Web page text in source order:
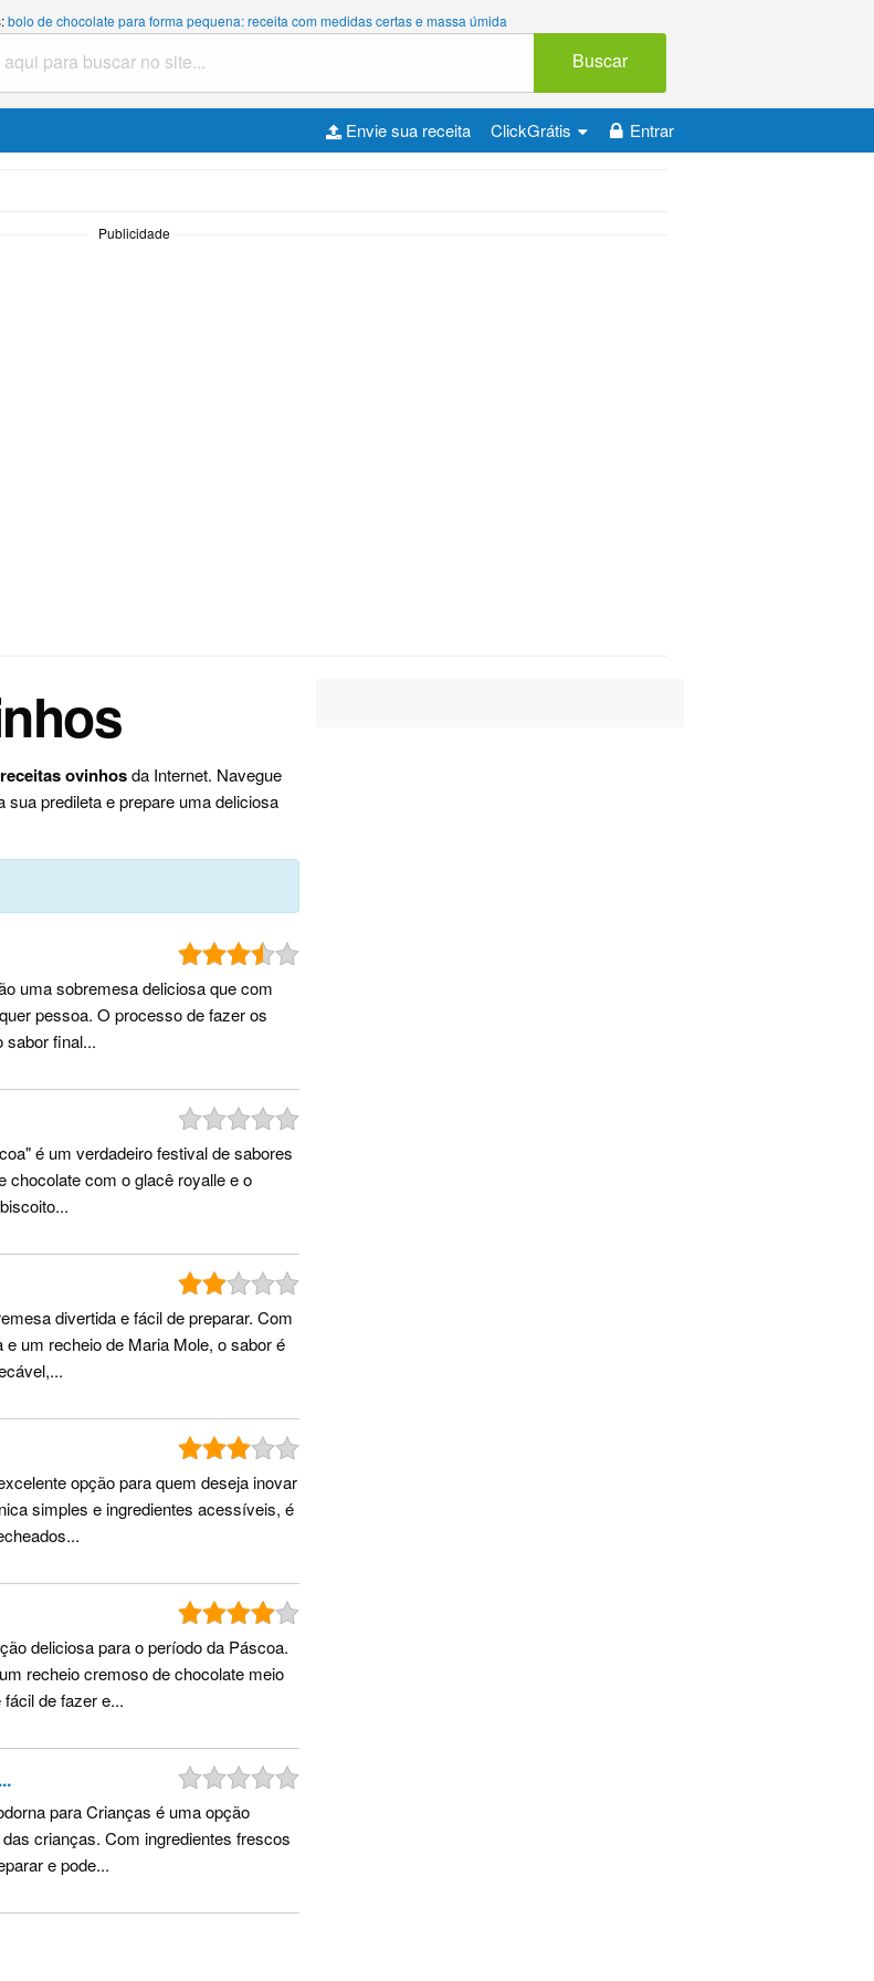
bolo de chocolate para forma pequena: receita com medidas certas e massa úmida
Buscar
Entrar
ClickGrátis
Envie sua receita
Publicidade
receitas ovinhosda Internet. Navegue
predileta e prepare uma deliciosa
uma sobremesa deliciosa que com
pessoa. O processo de fazer os
sabor final...
é um verdadeiro festival de sabores
chocolate com o glacê royalle e o
divertida e fácil de preparar. Com
um recheio de Maria Mole, o sabor é
opção para quem deseja inovar
simples e ingredientes acessíveis, é
deliciosa para o período da Páscoa.
recheio cremoso de chocolate meio
de fazer e...
para Crianças é uma opção
crianças. Com ingredientes frescos
e pode...